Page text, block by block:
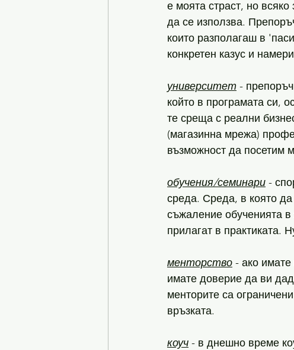
е моята страст, но
да се използва.
които разполагаш в
конкретен казус и
университет -
който в програмата си,
те среща с реални
(магазинна мрежа)
възможност да посетим
обучения/семинари -
среда. Среда, в която
съжаление обученията
прилагат в практиката.
менторство - ако имате
имате доверие да ви
менторите са
връзката.
коуч - в днешно време